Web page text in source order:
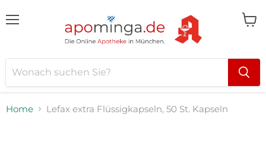
Home Lefax extra Flüssigkapseln, 50 St. Kapseln